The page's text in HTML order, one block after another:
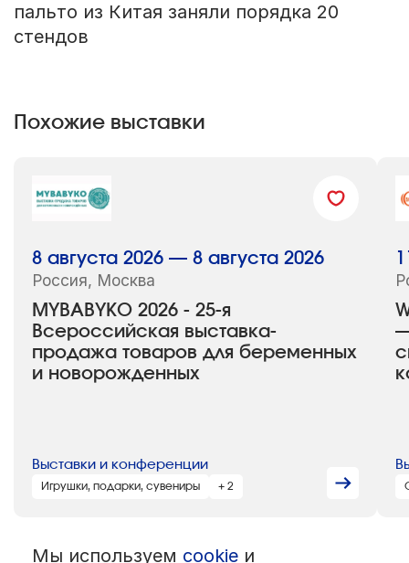
пальто из Китая заняли порядка 20
стендов
Похожие выставки
MYBABYKO 2026 - 25-я
Всероссийская выставка-
продажа товаров для беременных
и новорожденных
8 августа 2026 — 8 августа 2026
Россия, Москва
Выставки и конференции
Игрушки, подарки, сувениры + 2
Мы используем cookieи